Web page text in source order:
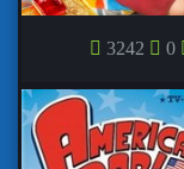
САШАТАНЯ (1,2,3
3242 0